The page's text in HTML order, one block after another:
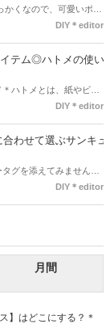
くなので、可愛いポチ
ダウンロードできるデザ
るプレ花嫁さんのお手
DIY＊editor
テム◎ハトメの使い
ハトメとは、紙やビニ
イズが幅広く揃っていま
ができるんです♪*
DIY＊editor
わせて選ぶサンキュ
グを添えてみません
る春婚にもピッタリなサ
ば嬉しいです♡
DIY＊editor
月間
】はどこにする？＊